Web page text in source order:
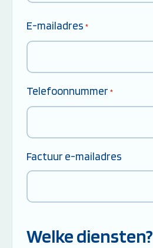
E-mailadres *
Telefoonnummer *
Factuur e-mailadres
Welke diensten?